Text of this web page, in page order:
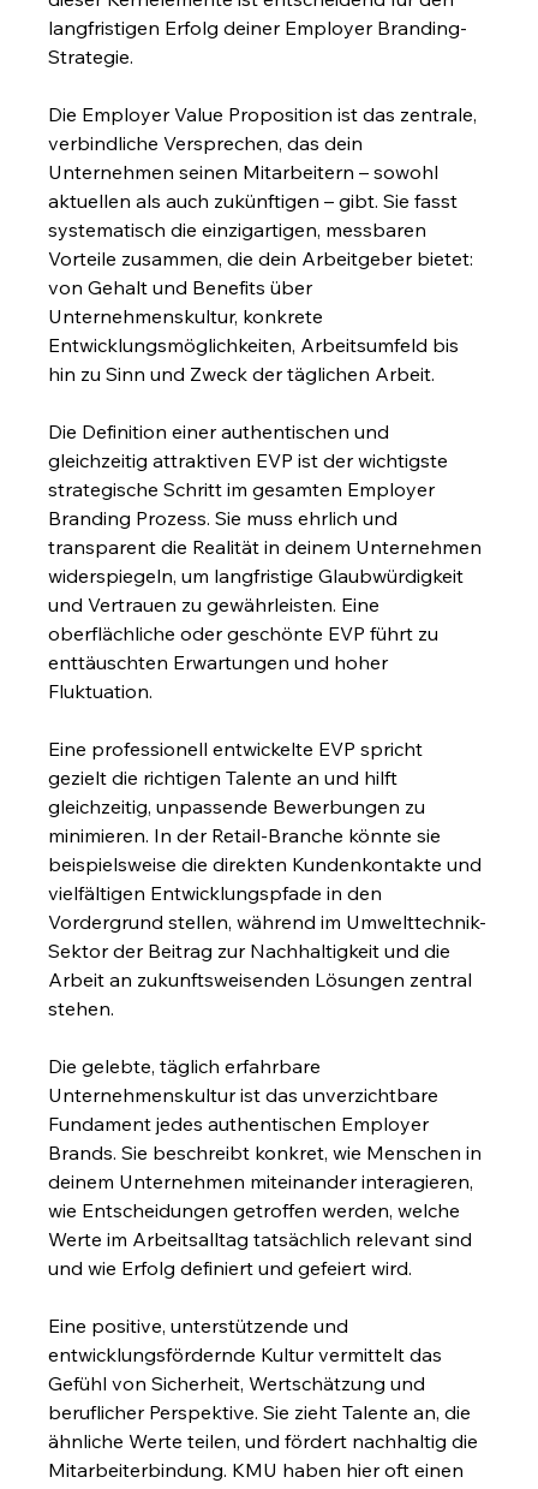
langfristigen Erfolg deiner Employer Branding-
Strategie.
Die Employer Value Proposition ist das zentrale,
verbindliche Versprechen, das dein
Unternehmen seinen Mitarbeitern – sowohl
aktuellen als auch zukünftigen – gibt. Sie fasst
systematisch die einzigartigen, messbaren
Vorteile zusammen, die dein Arbeitgeber bietet:
von Gehalt und Benefits über
Unternehmenskultur, konkrete
Entwicklungsmöglichkeiten, Arbeitsumfeld bis
hin zu Sinn und Zweck der täglichen Arbeit.
Die Definition einer authentischen und
gleichzeitig attraktiven EVP ist der wichtigste
strategische Schritt im gesamten Employer
Branding Prozess. Sie muss ehrlich und
transparent die Realität in deinem Unternehmen
widerspiegeln, um langfristige Glaubwürdigkeit
und Vertrauen zu gewährleisten. Eine
oberflächliche oder geschönte EVP führt zu
enttäuschten Erwartungen und hoher
Fluktuation.
Eine professionell entwickelte EVP spricht
gezielt die richtigen Talente an und hilft
gleichzeitig, unpassende Bewerbungen zu
minimieren. In der Retail-Branche könnte sie
beispielsweise die direkten Kundenkontakte und
vielfältigen Entwicklungspfade in den
Vordergrund stellen, während im Umwelttechnik-
Sektor der Beitrag zur Nachhaltigkeit und die
Arbeit an zukunftsweisenden Lösungen zentral
stehen.
Die gelebte, täglich erfahrbare
Unternehmenskultur ist das unverzichtbare
Fundament jedes authentischen Employer
Brands. Sie beschreibt konkret, wie Menschen in
deinem Unternehmen miteinander interagieren,
wie Entscheidungen getroffen werden, welche
Werte im Arbeitsalltag tatsächlich relevant sind
und wie Erfolg definiert und gefeiert wird.
Eine positive, unterstützende und
entwicklungsfördernde Kultur vermittelt das
Gefühl von Sicherheit, Wertschätzung und
beruflicher Perspektive. Sie zieht Talente an, die
ähnliche Werte teilen, und fördert nachhaltig die
Mitarbeiterbindung. KMU haben hier oft einen